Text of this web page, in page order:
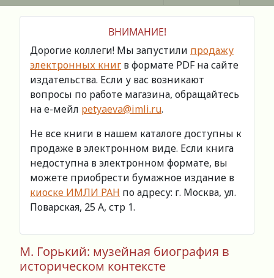
ВНИМАНИЕ!
Дорогие коллеги! Мы запустили продажу
электронных книг в формате PDF на сайте
издательства. Если у вас возникают
вопросы по работе магазина, обращайтесь
на е-мейл petyaeva@imli.ru.
Не все книги в нашем каталоге доступны к
продаже в электронном виде. Если книга
недоступна в электронном формате, вы
можете приобрести бумажное издание в
киоске ИМЛИ РАН по адресу: г. Москва, ул.
Поварская, 25 А, стр 1.
М. Горький: музейная биография в
историческом контексте